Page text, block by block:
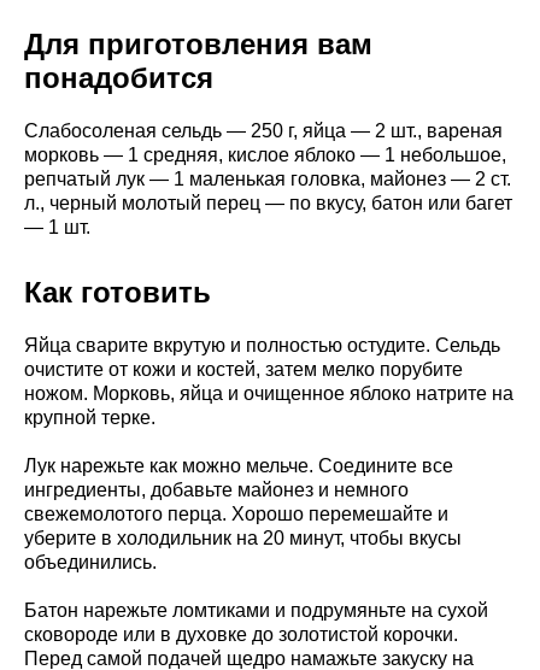
Для приготовления вам
понадобится
Слабосоленая сельдь — 250 г, яйца — 2 шт., вареная
морковь — 1 средняя, кислое яблоко — 1 небольшое,
репчатый лук — 1 маленькая головка, майонез — 2 ст.
л., черный молотый перец — по вкусу, батон или багет
— 1 шт.
Как готовить
Яйца сварите вкрутую и полностью остудите. Сельдь
очистите от кожи и костей, затем мелко порубите
ножом. Морковь, яйца и очищенное яблоко натрите на
крупной терке.
Лук нарежьте как можно мельче. Соедините все
ингредиенты, добавьте майонез и немного
свежемолотого перца. Хорошо перемешайте и
уберите в холодильник на 20 минут, чтобы вкусы
объединились.
Батон нарежьте ломтиками и подрумяньте на сухой
сковороде или в духовке до золотистой корочки.
Перед самой подачей щедро намажьте закуску на